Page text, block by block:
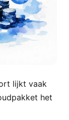
lijkt vaak
het